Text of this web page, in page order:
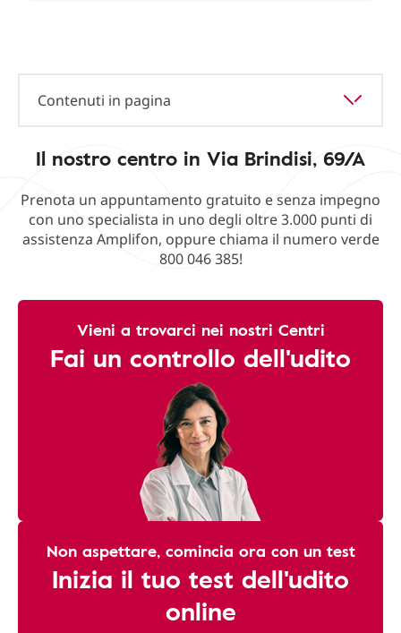
Contenuti in pagina
Il nostro centro in Via Brindisi, 69/A
Prenota un appuntamento gratuito e senza impegno
con uno specialista in uno degli oltre 3.000 punti di
assistenza Amplifon, oppure chiama il numero verde
800 046 385!
Vieni a trovarci nei nostri Centri
Fai un controllo dell'udito
Non aspettare, comincia ora con un test
Inizia il tuo test dell'udito
online